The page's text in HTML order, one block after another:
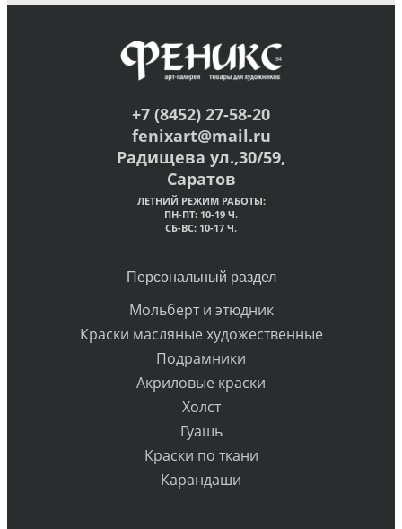
+7 (8452) 27-58-20
fenixart@mail.ru
Радищева ул.,30/59,
Саратов
ЛЕТНИЙ РЕЖИМ РАБОТЫ:
ПН-ПТ: 10-19 Ч.
СБ-ВС: 10-17 Ч.
Персональный раздел
Мольберт и этюдник
Краски масляные художественные
Подрамники
Акриловые краски
Холст
Гуашь
Краски по ткани
Карандаши